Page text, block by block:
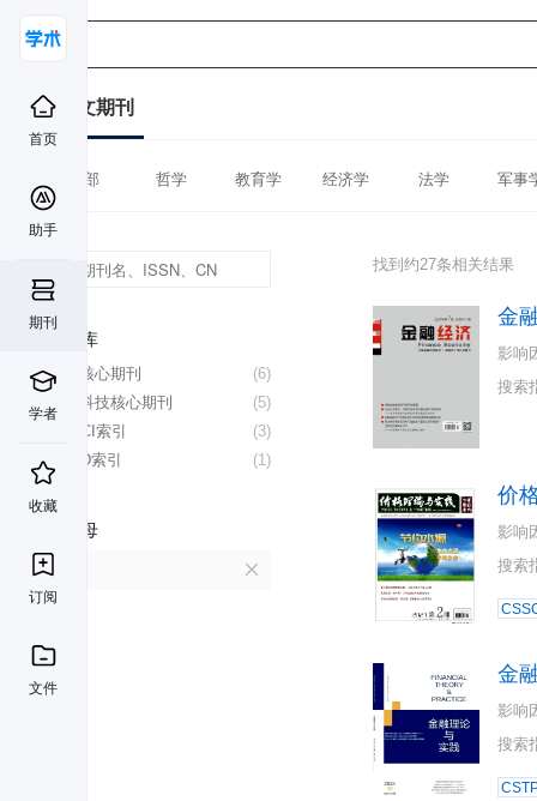
首页
助手
期刊
学者
收藏
订阅
文件
中文期刊
全部 哲学 教育学 经济学 法学 军事
数据库
(6)
北大核心期刊
(5)
中国科技核心期刊
(3)
CSSCI索引
(1)
CSCD索引
首字母
找到约27条相关结果
金
影响
搜索
价
影响
搜索
金
影响
搜索